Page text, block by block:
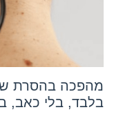
מהפכה בהסרת
בלבד, בלי כאב,